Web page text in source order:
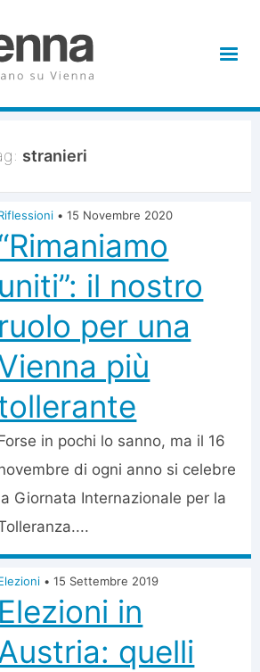
stranieri
• 15 Novembre 2020
uniti”: il nostro
ruolo per una
più
in pochi lo sanno, ma il 16
di ogni anno si celebre
Giornata Internazionale per la
• 15 Settembre 2019
Elezioni in
quelli